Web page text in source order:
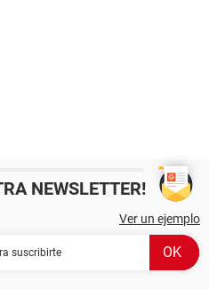
NEWSLETTER!
Ver un ejemplo